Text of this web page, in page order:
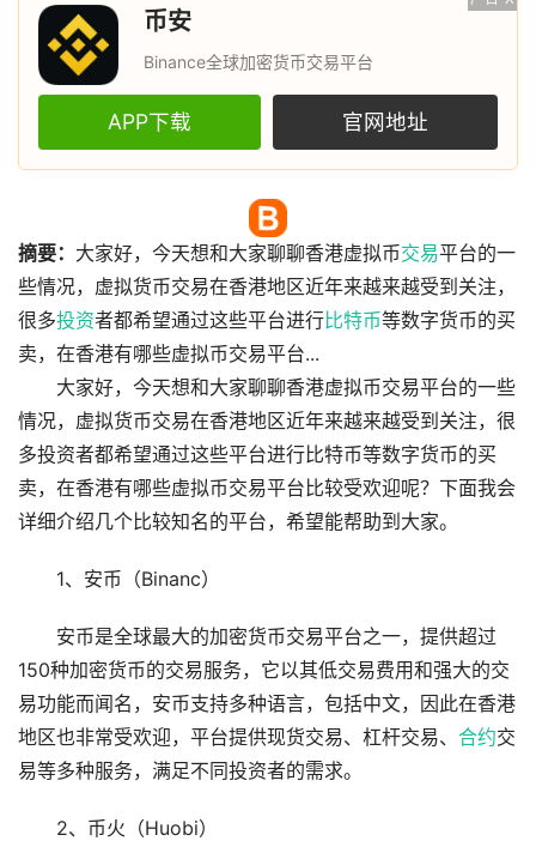
币安
Binance全球加密货币交易平台
APP下载 官网地址
摘要： 大家好，今天想和大家聊聊香港虚拟币交易平台的一
些情况，虚拟货币交易在香港地区近年来越来越受到关注，
很多投资者都希望通过这些平台进行比特币等数字货币的买
卖，在香港有哪些虚拟币交易平台...
大家好，今天想和大家聊聊香港虚拟币交易平台的一些
情况，虚拟货币交易在香港地区近年来越来越受到关注，很
多投资者都希望通过这些平台进行比特币等数字货币的买
卖，在香港有哪些虚拟币交易平台比较受欢迎呢？下面我会
详细介绍几个比较知名的平台，希望能帮助到大家。
1、安币（Binanc）
安币是全球最大的加密货币交易平台之一，提供超过
150种加密货币的交易服务，它以其低交易费用和强大的交
易功能而闻名，安币支持多种语言，包括中文，因此在香港
地区也非常受欢迎，平台提供现货交易、杠杆交易、 合约交
易等多种服务，满足不同投资者的需求。
2、币火（Huobi）